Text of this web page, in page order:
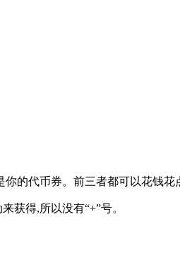
的代币券。前三者都可以花钱
获得,所以没有“+”号。